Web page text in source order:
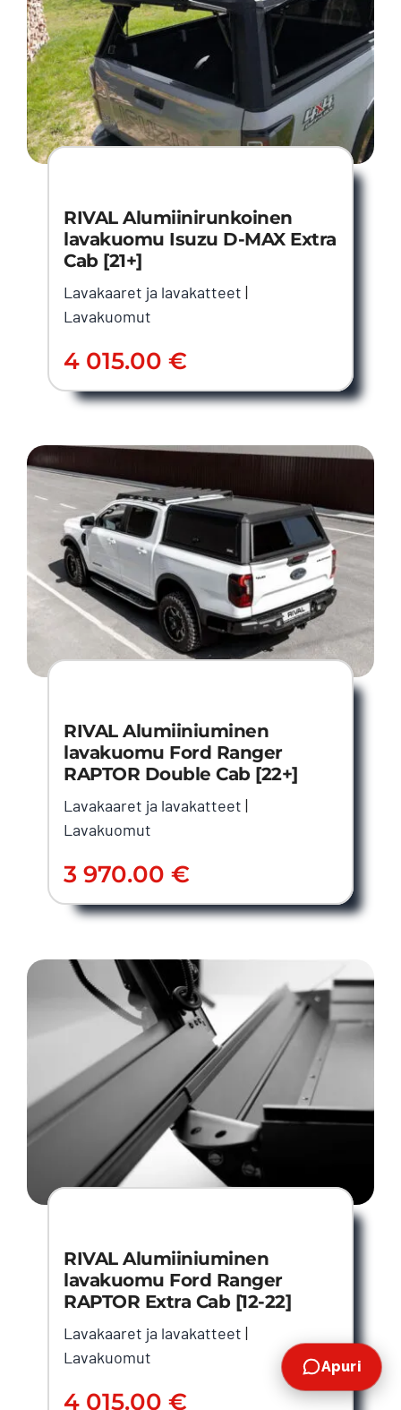
RIVAL Alumiinirunkoinen
lavakuomu Isuzu D-MAX Extra
Cab [21+]
Lavakaaret ja lavakatteet |
Lavakuomut
4 015.00€
RIVAL Alumiiniuminen
lavakuomu Ford Ranger
RAPTOR Double Cab [22+]
Lavakaaret ja lavakatteet |
Lavakuomut
3 970.00€
RIVAL Alumiiniuminen
lavakuomu Ford Ranger
RAPTOR Extra Cab [12-22]
Lavakaaret ja lavakatteet |
Lavakuomut
4 015.00€
Apuri